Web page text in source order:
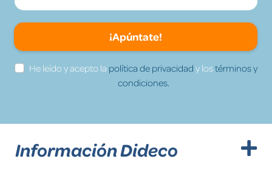
¡Apúntate!
He leído y acepto la política de privacidad y lostérminos y
condiciones.
Información Dideco